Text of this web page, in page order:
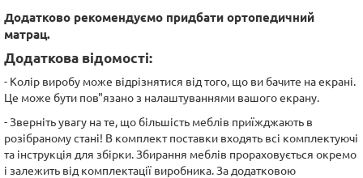
Додатково рекомендуємо придбати ортопедичний
матрац.
Додаткова відомості:
- Колір виробу може відрізнятися від того, що ви бачите на екрані.
Це може бути пов"язано з налаштуваннями вашого екрану.
- Зверніть увагу на те, що більшість меблів приїжджають в
розібраному стані! В комплект поставки входять всі комплектуючі
та інструкція для збірки. Збирання меблів прораховується окремо
і залежить від комплектації виробника. За додатковою